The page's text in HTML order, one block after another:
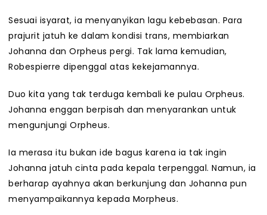
Sesuai isyarat, ia menyanyikan lagu kebebasan. Para
prajurit jatuh ke dalam kondisi trans, membiarkan
Johanna dan Orpheus pergi. Tak lama kemudian,
Robespierre dipenggal atas kekejamannya.
Duo kita yang tak terduga kembali ke pulau Orpheus.
Johanna enggan berpisah dan menyarankan untuk
mengunjungi Orpheus.
Ia merasa itu bukan ide bagus karena ia tak ingin
Johanna jatuh cinta pada kepala terpenggal. Namun, ia
berharap ayahnya akan berkunjung dan Johanna pun
menyampaikannya kepada Morpheus.